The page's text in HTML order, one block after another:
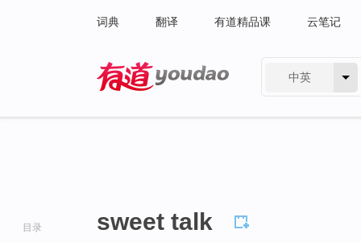
词典 翻译 有道精品课 云笔记
中英
目录 sweet talk